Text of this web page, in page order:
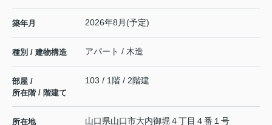
築年月 2026年8月(予定)
種別 / 建物構造 アパート / 木造
部屋 /
所在階 / 階建て
103 / 1階 / 2階建
所在地 山口県山口市大内御堀 ４丁目４番１号